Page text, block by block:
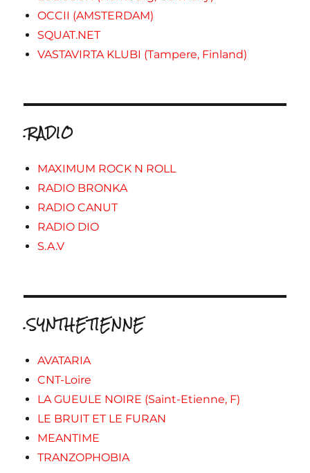
OCCII (AMSTERDAM)
SQUAT.NET
VASTAVIRTA KLUBI (Tampere, Finland)
.RADIO
MAXIMUM ROCK N ROLL
RADIO BRONKA
RADIO CANUT
RADIO DIO
S.A.V
.SYNTHETIENNE
AVATARIA
CNT-Loire
LA GUEULE NOIRE (Saint-Etienne, F)
LE BRUIT ET LE FURAN
MEANTIME
TRANZOPHOBIA